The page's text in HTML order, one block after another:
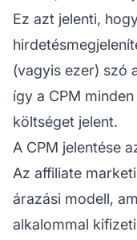
Ez azt jelenti,
(vagyis ezer) szó
így a CPM
költséget jelent.
A CPM jelentése
Az affiliate
árazási modell,
alkalommal